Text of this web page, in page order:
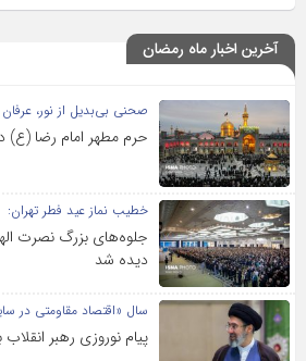
آخرین اخبار ماه رمضان
صحنی بی‌بدیل از نور،
حرم مطهر امام رضا (ع)
خطیب نماز عید فطر تهران:
جلوه‌های بزرگ نصرت
دیده شد
سال «اقتصاد مقاومتی در
پیام نوروزی رهبر انقلاب